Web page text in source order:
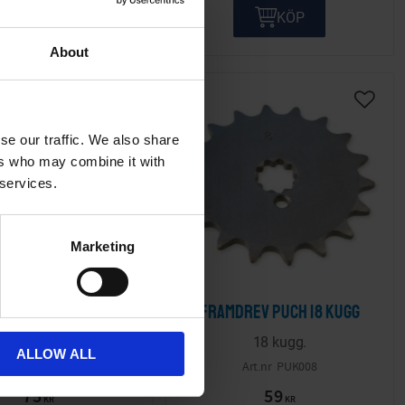
About
our traffic. We also share
who may combine it with
Marketing
ALLOW ALL
KÖP
Puch 17 kugg
75KR
Lägg till i önskelista
Framdrev Puch 18 kugg
18 kugg.
PUK008
59 KR
Lägg